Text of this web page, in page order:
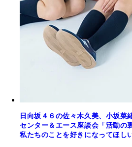
日向坂４６の佐々木久美、小坂菜
センター＆エース座談会「活動の
私たちのことを好きになってほし